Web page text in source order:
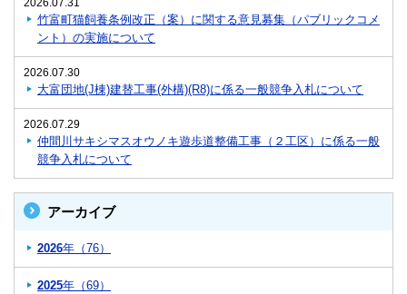
竹富町猫飼養条例改正（案）に関する意見募集（パブリックコメ
ント）の実施について
2026.07.30
大富団地(J棟)建替工事(外構)(R8)に係る一般競争入札について
2026.07.29
仲間川サキシマスオウノキ遊歩道整備工事（２工区）に係る一般
競争入札について
アーカイブ
2026年（76）
2025年（69）